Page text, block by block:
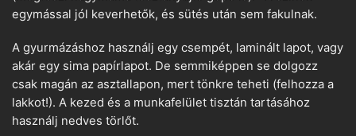
egymással jól keverhetők, és sütés után sem fakulnak.
A gyurmázáshoz használj egy csempét, laminált lapot, vagy
akár egy sima papírlapot. De semmiképpen se dolgozz
csak magán az asztallapon, mert tönkre teheti (felhozza a
lakkot!). A kezed és a munkafelület tisztán tartásához
használj nedves törlőt.